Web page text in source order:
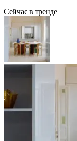
Сейчас в тренде